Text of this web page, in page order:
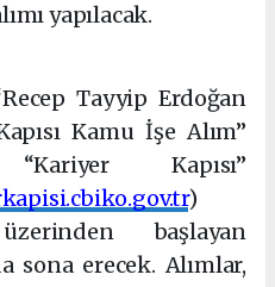
yapılacak.
Tayyip Erdoğan
Kamu İşe Alım”
Kapısı”
)
başlayan
sona erecek. Alımlar,